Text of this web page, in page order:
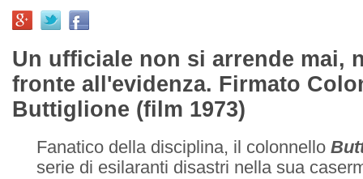
Un ufficiale non si arrende mai,
fronte all'evidenza. Firmato
Buttiglione (film 1973)
Fanatico della disciplina, il colonnello
serie di esilaranti disastri nella sua